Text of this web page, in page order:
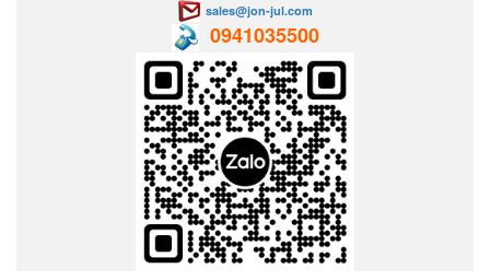
sales@jon-jul.com
0941035500